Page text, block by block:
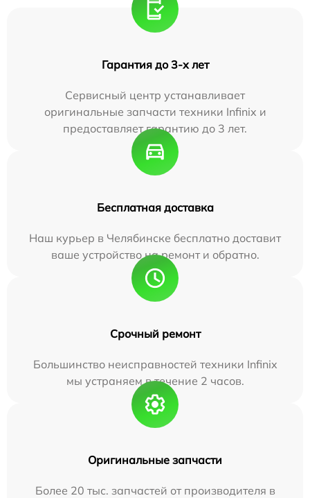
Гарантия до 3-х лет
Сервисный центр устанавливает
оригинальные запчасти техники Infinix и
предоставляет гарантию до 3 лет.
Бесплатная доставка
Наш курьер в Челябинске бесплатно доставит
ваше устройство на ремонт и обратно.
Срочный ремонт
Большинство неисправностей техники Infinix
мы устраняем в течение 2 часов.
Оригинальные запчасти
Более 20 тыс. запчастей от производителя в